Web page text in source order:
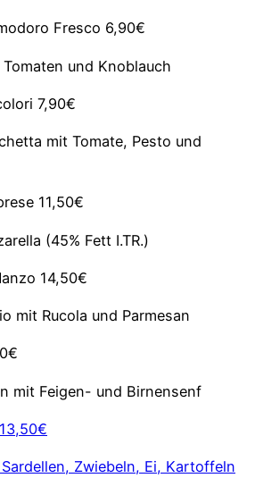
Fresco 6,90€
und Knoblauch
7,90€
mit Tomate, Pesto und
11,50€
(45% Fett I.TR.)
14,50€
mit Rucola und Parmesan
mit Feigen- und Birnensenf
13,50€
Zwiebeln, Ei, Kartoffeln